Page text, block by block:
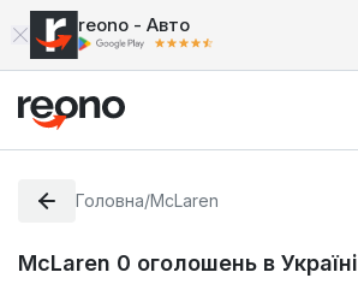
reono - Авто
Головна/McLaren
McLaren 0 оголошень в Україні